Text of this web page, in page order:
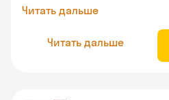
Читать дальше
Читать дальше